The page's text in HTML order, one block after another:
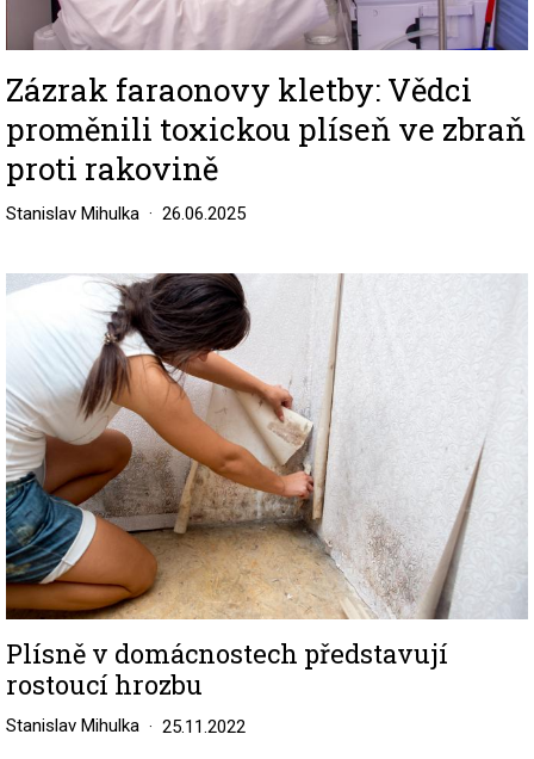
Zázrak faraonovy kletby: Vědci
proměnili toxickou plíseň ve zbraň
proti rakovině
Stanislav Mihulka 26.06.2025
Image
Plísně v domácnostech představují
rostoucí hrozbu
Stanislav Mihulka 25.11.2022